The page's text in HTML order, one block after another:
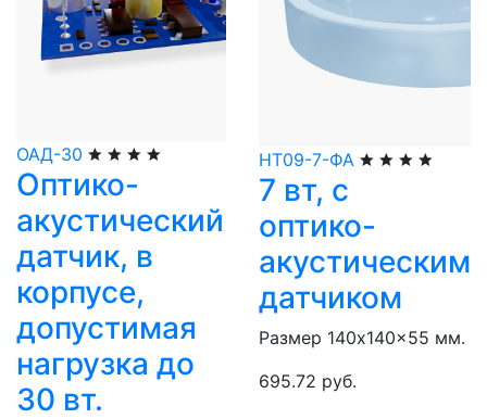
ОАД-30
Оптико-
акустический
датчик, в
корпусе,
допустимая
нагрузка до
30 вт.
НТ09-7-ФА
7 вт, с
оптико-
акустическим
датчиком
Размер 140x140x55 мм.
695.72 руб.